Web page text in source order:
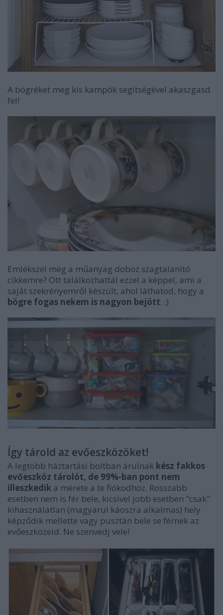
A bögréket meg kis kampók segítségével akaszgasd
fel!
Emlékszel még a műanyag doboz szagtalanító
cikkemre? Ott találkozhattál ezzel a képpel, ami a
saját szekrényemről készült, ahol láthatod, hogy a
bögre fogas nekem is nagyon bejött. :)
Így tárold az evőeszközöket!
A legtöbb háztartási boltban árulnak kész fakkos
evőeszköz tárolót, de 99%-ban pont nem
illeszkedik a mérete a te fiókodhoz. Rosszabb
esetben nem is fér bele, kicsivel jobb esetben "csak"
kihasználatlan (magyarul káoszra alkalmas) hely
képződik mellette vagy pusztán bele se férnek az
evőeszközeid. Ne szenvedj vele!